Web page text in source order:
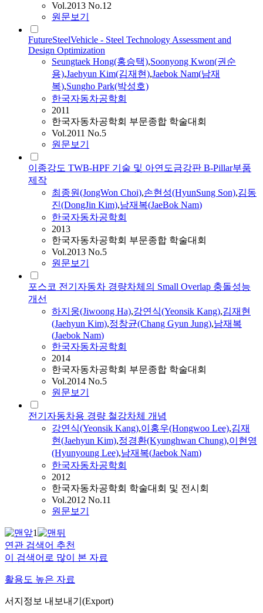
Vol.2013 No.12
원문보기
FutureSteelVehicle - Steel Technology Assessment and
Design Optimization
Seungtaek Hong(홍승택),Soonyong Kwon(권순
용),Jaehyun Kim(김재현),Jaebok Nam(남재
복),Sungho Park(박성호)
한국자동차공학회
2011
한국자동차공학회 부문종합 학술대회
Vol.2011 No.5
원문보기
이종강도 TWB-HPF 기술 및 아연도금강판 B-Pillar부품
제작
최종원(JongWon Choi),손현성(HyunSung Son),김동
진(DongJin Kim),남재복(JaeBok Nam)
한국자동차공학회
2013
한국자동차공학회 부문종합 학술대회
Vol.2013 No.5
원문보기
포스코 전기자동차 경량차체의 Small Overlap 충돌성능
개선
하지웅(Jiwoong Ha),강연식(Yeonsik Kang),김재현
(Jaehyun Kim),정창균(Chang Gyun Jung),남재복
(Jaebok Nam)
한국자동차공학회
2014
한국자동차공학회 부문종합 학술대회
Vol.2014 No.5
원문보기
전기자동차용 경량 철강차체 개념
강연식(Yeonsik Kang),이홍우(Hongwoo Lee),김재
현(Jaehyun Kim),정경환(Kyunghwan Chung),이현영
(Hyunyoung Lee),남재복(Jaebok Nam)
한국자동차공학회
2012
한국자동차공학회 학술대회 및 전시회
Vol.2012 No.11
원문보기
1
연관 검색어 추천
이 검색어로 많이 본 자료
활용도 높은 자료
서지정보 내보내기(Export)